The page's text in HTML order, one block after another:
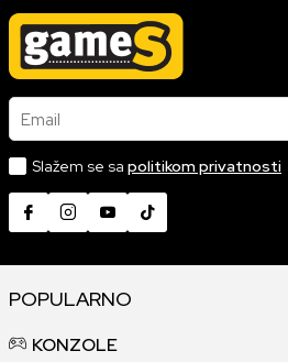
Email
Slažem se sa politikom privatnosti
POPULARNO
KONZOLE